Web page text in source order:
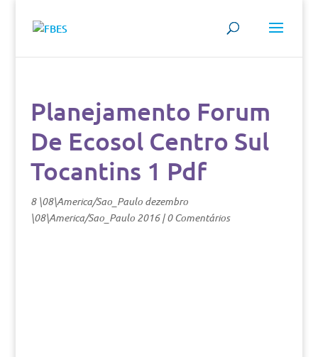
Planejamento Forum
De Ecosol Centro Sul
Tocantins 1 Pdf
8 \08\America/Sao_Paulo dezembro
\08\America/Sao_Paulo 2016|0 Comentários